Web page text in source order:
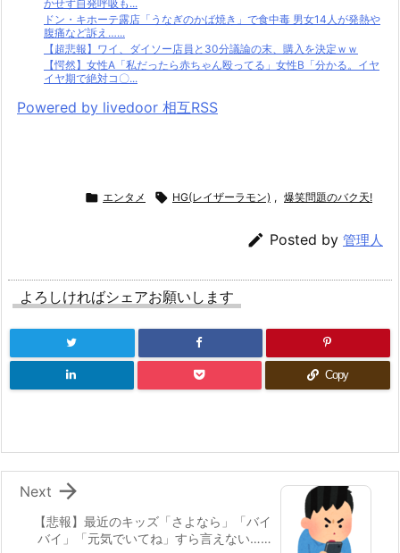
かせず自発呼吸も...
ドン・キホーテ露店「うなぎのかば焼き」で食中毒 男女14人が発熱や
腹痛など訴え…...
【超悲報】ワイ、ダイソー店員と30分議論の末、購入を決定ｗｗ
【愕然】女性A「私だったら赤ちゃん殴ってる」女性B「分かる。イヤ
イヤ期で絶対コ〇...
Powered by livedoor 相互RSS
 エンタメ  HG(レイザーラモン) , 爆笑問題のバク天!
 Posted by 管理人
よろしければシェアお願いします
Copy
【悲報】最近のキッズ「さよなら」「バイ
バイ」「元気でいてね」すら言えない……

Next